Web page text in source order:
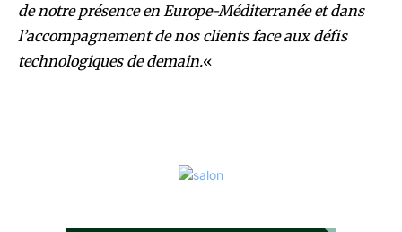
de notre présence en Europe-Méditerranée et dans
l’accompagnement de nos clients face aux défis
technologiques de demain.«